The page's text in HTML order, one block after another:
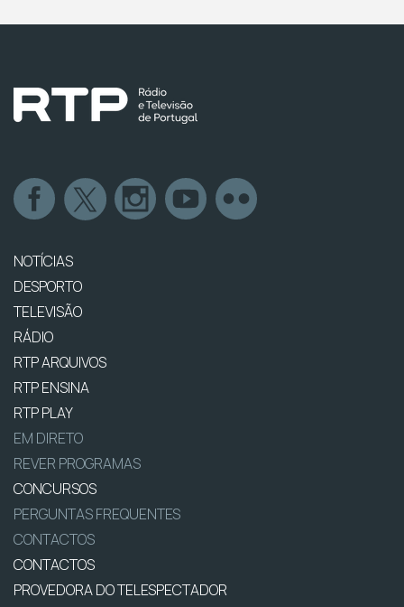
NOTÍCIAS
DESPORTO
TELEVISÃO
RÁDIO
RTP ARQUIVOS
RTP ENSINA
RTP PLAY
EM DIRETO
REVER PROGRAMAS
CONCURSOS
PERGUNTAS FREQUENTES
CONTACTOS
CONTACTOS
PROVEDORA DO TELESPECTADOR